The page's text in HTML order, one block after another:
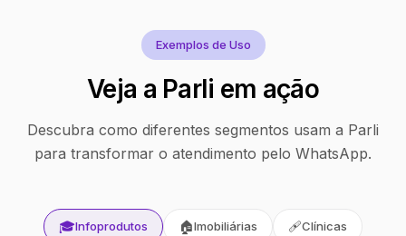
Exemplos de Uso
Veja a Parli em ação
Descubra como diferentes segmentos usam a Parli
para transformar o atendimento pelo WhatsApp.
🎓Infoprodutos 🏠Imobiliárias 🩹Clínicas